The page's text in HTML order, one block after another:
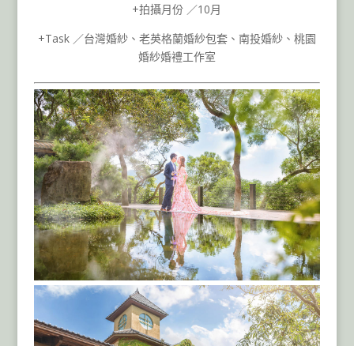
+拍攝月份 ／10月
+Task ／台灣婚紗、老英格蘭婚紗包套、南投婚紗、桃園
婚紗婚禮工作室